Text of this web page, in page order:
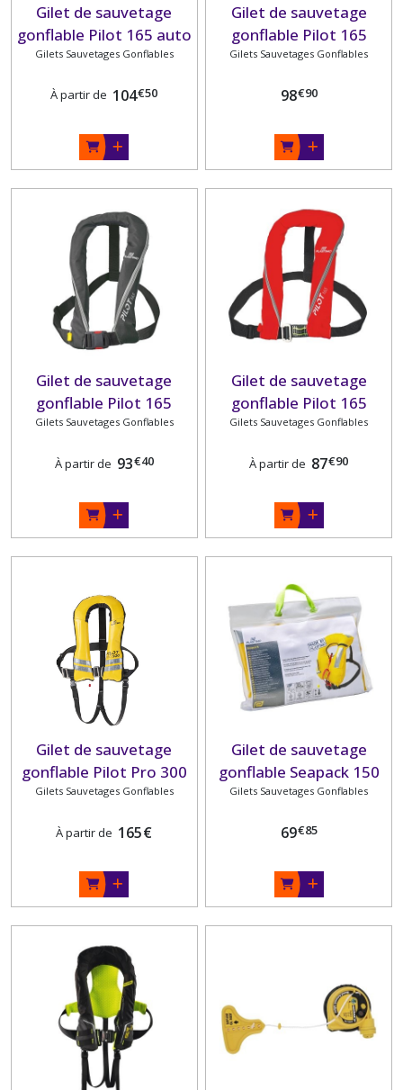
Gilet de sauvetage
gonflable Pilot 165 auto
et hydrostatique
Gilets Sauvetages Gonflables
À partir de 104€50
Gilet de sauvetage
gonflable Pilot 165
automatique ROUGE
Gilets Sauvetages Gonflables
98€90
Gilet de sauvetage
gonflable Pilot 165
automatique PLASTIMO
Gilets Sauvetages Gonflables
À partir de 93€40
Gilet de sauvetage
gonflable Pilot 165
manuel PLASTIMO
Gilets Sauvetages Gonflables
À partir de 87€90
Gilet de sauvetage
gonflable Pilot Pro 300
PLASTIMO
Gilets Sauvetages Gonflables
À partir de 165€
Gilet de sauvetage
gonflable Seapack 150
PLASTIMO
Gilets Sauvetages Gonflables
69€85